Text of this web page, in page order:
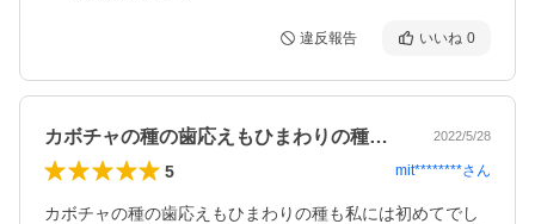
違反報告 いいね 0
カボチャの種の歯応えもひまわりの種も私… 2022/5/28
5 mit********さん
カボチャの種の歯応えもひまわりの種も私には初めてでし